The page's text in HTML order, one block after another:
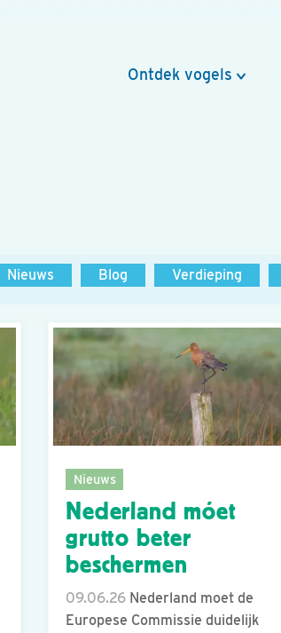
Ontdek vogels
Nieuws Blog Verdieping
Nieuws
Nederland móet
grutto beter
beschermen
09.06.26 Nederland moet de
Europese Commissie duidelijk